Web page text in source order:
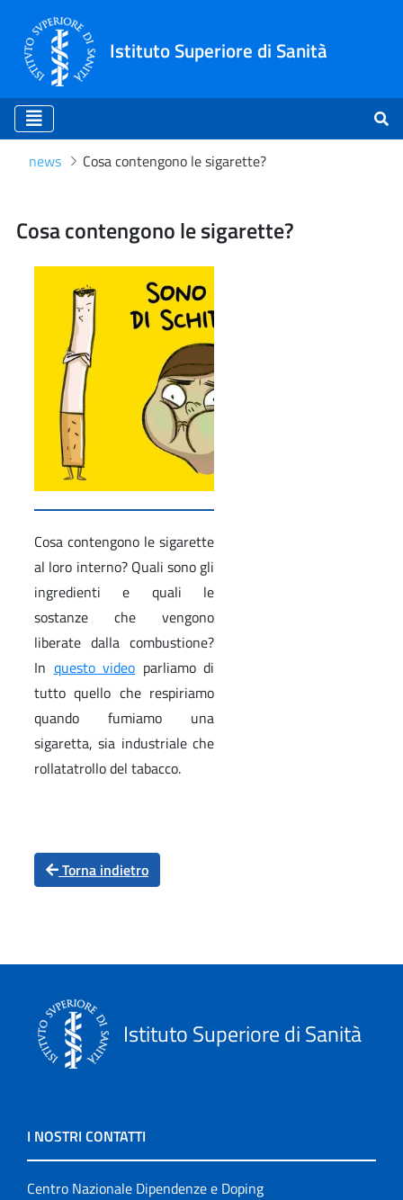
Istituto Superiore di Sanità
news Cosa contengono le sigarette?
Cosa contengono le
Cosa contengono le sigarette?
Cosa contengono le sigarette
al loro interno? Quali sono gli
ingredienti e quali le
sostanze che vengono
liberate dalla combustione?
In questo video parliamo di
tutto quello che respiriamo
quando fumiamo una
sigaretta, sia industriale che
rollatatrollo del tabacco.
Torna indietro
Istituto Superiore di Sanità
I NOSTRI CONTATTI
Centro Nazionale Dipendenze e Doping